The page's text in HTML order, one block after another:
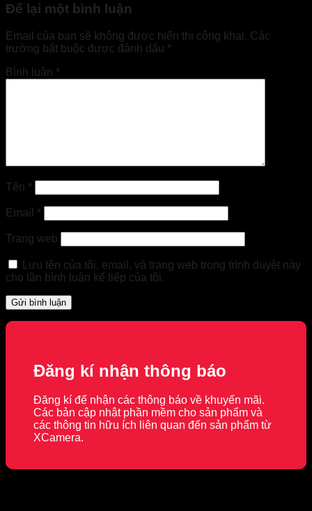
Để lại một bình luận
Email của bạn sẽ không được hiển thị công khai. Các
trường bắt buộc được đánh dấu *
Bình luận *
Tên *
Email *
Trang web
Lưu tên của tôi, email, và trang web trong trình duyệt này
cho lần bình luận kế tiếp của tôi.
Đăng kí nhận thông báo
Đăng kí để nhận các thông báo về khuyến mãi.
Các bản cập nhật phần mềm cho sản phẩm và
các thông tin hữu ích liên quan đến sản phẩm từ
XCamera.